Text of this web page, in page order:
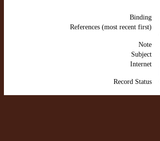
Binding
References (most recent first)
Note
Subject
Internet
Record Status